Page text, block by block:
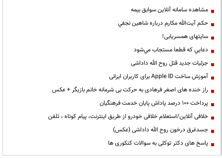
مشاهده سامانه آنلاين سوابق بیمه
حكم آيت‌الله مكارم درباره شاهين نجفي
سایتهای همسریابی!
دعايي كه قطعا مستجاب مي‌شود
جزئیات جدید قتل روح الله داداشی
آموزش ساخت Apple ID برای کاربران ایرانی
راز خنده های اصغر فرهادی به حرکت بی شرمانه خانم بازیگر + عکس
پرداخت ۱۰۰ درصد پاداش پایان خدمت فرهنگیان
خلافی آنلاین/استعلام خلافی خودرو از طریق اینترنت، پیام کوتاه ، تلفن
جسدغرق درخون روح الله داداشی (عکس)
پاسخ های دکتر توکلی به سوالات کنکوری ها